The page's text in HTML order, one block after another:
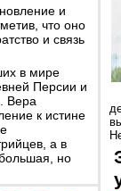
и
что оно
и связь
в мире
Персии и
Вера
к истине
а в
но